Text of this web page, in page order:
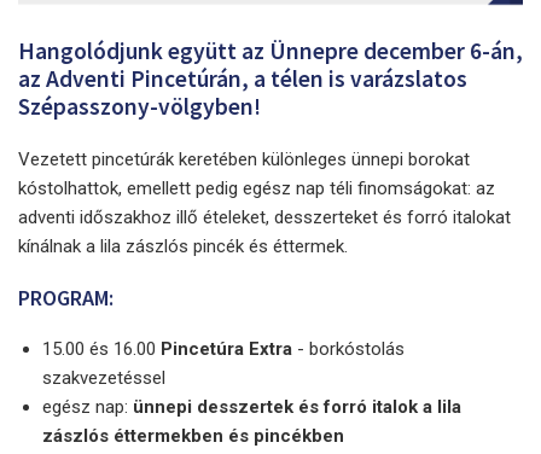
Hangolódjunk együtt az Ünnepre december 6-án,
az Adventi Pincetúrán, a télen is varázslatos
Szépasszony-völgyben!
Vezetett pincetúrák keretében különleges ünnepi borokat
kóstolhattok, emellett pedig egész nap téli finomságokat: az
adventi időszakhoz illő ételeket, desszerteket és forró italokat
kínálnak a lila zászlós pincék és éttermek.
PROGRAM:
15.00 és 16.00 Pincetúra Extra - borkóstolás
szakvezetéssel
egész nap: ünnepi desszertek és forró italok a lila
zászlós éttermekben és pincékben